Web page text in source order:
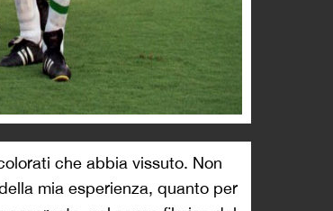
che abbia vissuto. Non
mia esperienza, quanto per